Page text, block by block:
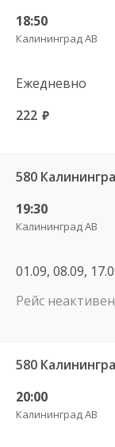
18:50
Калининград АВ
Ежедневно
222 руб.
19:30
Калининград АВ
Рейс неактивен
20:00
Калининград АВ